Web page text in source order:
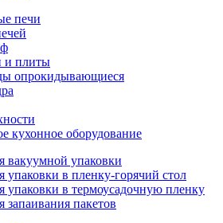
печи
и плиты
опрокидывающиеся
кухонное оборудование
вакуумной упаковки
упаковки в пленку-горячий стол
упаковки в термоусадочную пленку
запаивания пакетов